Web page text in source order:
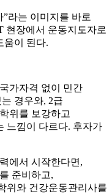
라는 이미지를 바로
현장에서 운동지도자로
움이 된다.
가자격 없이 민간
경우와, 2급
위를 보강하고
느낌이 다르다. 후자가
에서 시작한다면,
준비하고,
위와 건강운동관리사를